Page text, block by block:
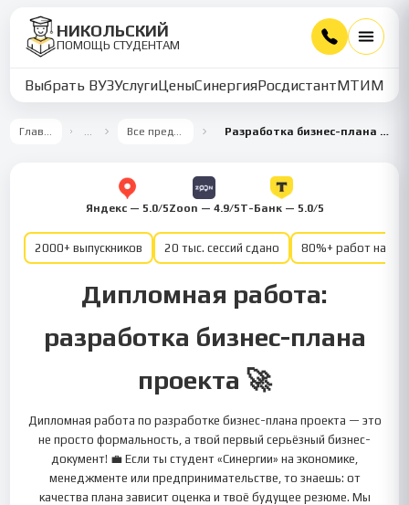
НИКОЛЬСКИЙ
ПОМОЩЬ СТУДЕНТАМ
Выбрать ВУЗУслугиЦеныСинергияРосдистантМТИММУ
Главная … Все предметы Разработка бизнес-плана проекта
Яндекс — 5.0/5Zoon — 4.9/5Т-Банк — 5.0/5
2000+ выпускников 20 тыс. сессий сдано 80%+ работ на
Дипломная работа:
разработка бизнес-плана
проекта 🚀
Дипломная работа по разработке бизнес-плана проекта — это
не просто формальность, а твой первый серьёзный бизнес-
документ! 💼 Если ты студент «Синергии» на экономике,
менеджменте или предпринимательстве, то знаешь: от
качества плана зависит оценка и твоё будущее резюме. Мы